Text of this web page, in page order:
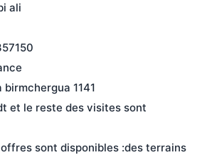
ali
1141
et le reste des visites sont
sont disponibles :des terrains